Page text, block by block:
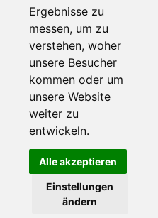
Ergebnisse zu
messen, um zu
verstehen, woher
unsere Besucher
kommen oder um
unsere Website
weiter zu
entwickeln.
Alle akzeptieren
Einstellungen
ändern